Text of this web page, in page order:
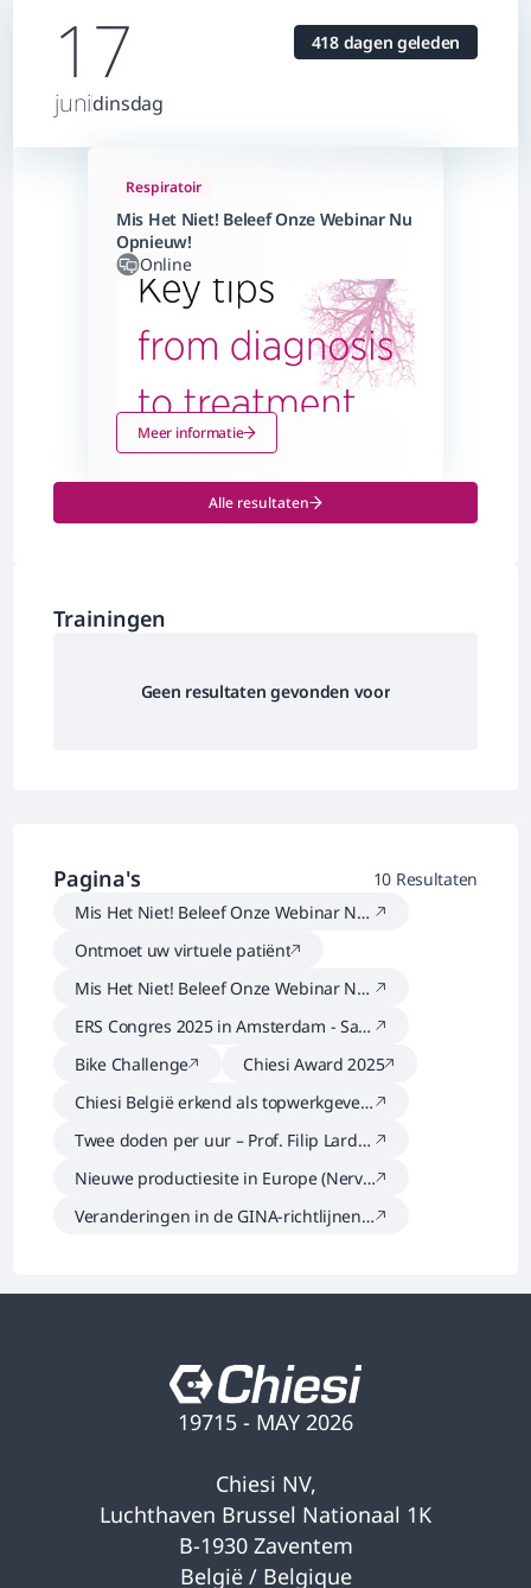
17
junidinsdag
418 dagen geleden
Respiratoir
Mis Het Niet! Beleef Onze Webinar Nu
Opnieuw!
Online
Meer informatie
Alle resultaten
Trainingen
Geen resultaten gevonden voor
Pagina's
10 Resultaten
Mis Het Niet! Beleef Onze Webinar Nu
Ontmoet uw virtuele patiënt
Mis Het Niet! Beleef Onze Webinar Nu
ERS Congres 2025 in Amsterdam - Sam
Bike Challenge
Chiesi Award 2025
Chiesi België erkend als topwerkgever
Twee doden per uur – Prof. Filip Lardo
Nieuwe productiesite in Europe (Nervi
eistrategie
Veranderingen in de GINA-richtlijnen 2
19715 - MAY 2026
Chiesi NV,
Luchthaven Brussel Nationaal 1K
B-1930 Zaventem
België / Belgique